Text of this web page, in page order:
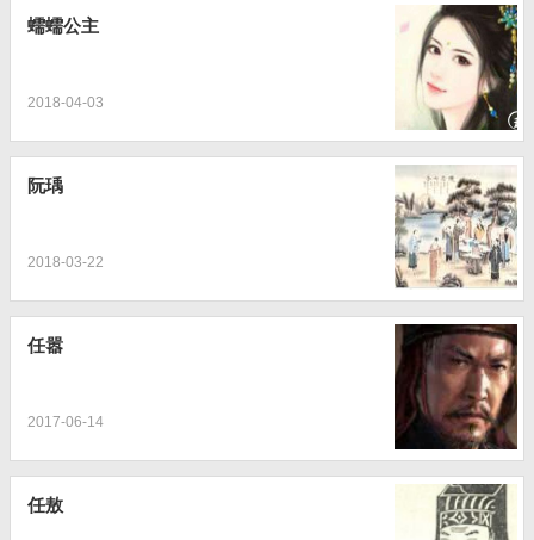
蠕蠕公主
2018-04-03
阮瑀
2018-03-22
任嚣
2017-06-14
任敖